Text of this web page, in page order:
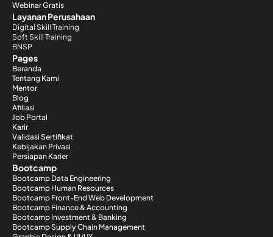
Webinar Gratis
Layanan Perusahaan
Digital Skill Training
Soft Skill Training
BNSP
Pages
Beranda
Tentang Kami
Mentor
Blog
Afiliasi
Job Portal
Karir
Validasi Sertifikat
Kebijakan Privasi
Persiapan Karier
Bootcamp
Bootcamp Data Engineering
Bootcamp Human Resources
Bootcamp Front-End Web Development
Bootcamp Finance & Accounting
Bootcamp Investment & Banking
Bootcamp Supply Chain Management